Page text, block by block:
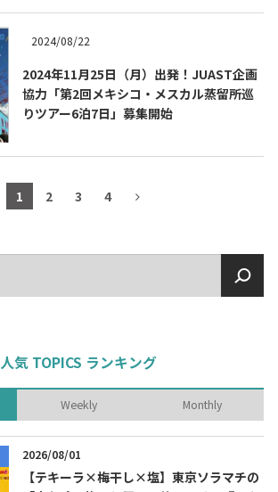
2024/08/22
2024年11月25日（月）出発！JUAST企画
協力「第2回メキシコ・メスカル蒸留所巡
りツアー6泊7日」募集開始
1 2 3 4
人気 TOPICS ランキング
Weekly Monthly
2026/08/01
【テキーラ×梅干し×塩】東京ソラマチの